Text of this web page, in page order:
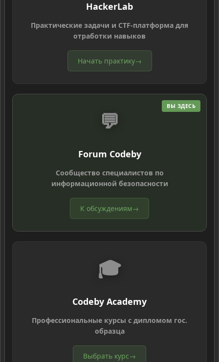
HackerLab
Практические задачи и CTF-платформа для
отработки навыков
Начать практику→
ВЫ ЗДЕСЬ
💬
Forum Codeby
Сообщество специалистов по
информационной безопасности
К обсуждениям→
🎓
Codeby Academy
Профессиональные курсы с дипломом гос.
образца
Выбрать курс→